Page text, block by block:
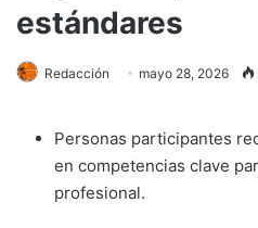
estándares
Redacción mayo 28, 2026
Personas participantes
en competencias clave
profesional.